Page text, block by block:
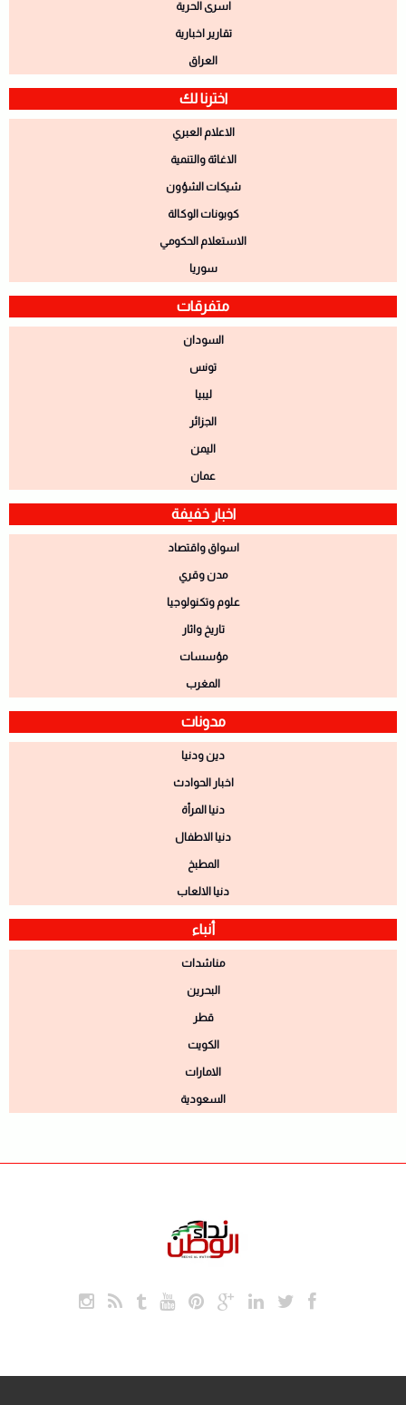
اسرى الحرية
تقارير اخبارية
العراق
اخترنا لك
الاعلام العبري
الاغاثة والتنمية
شيكات الشؤون
كوبونات الوكالة
الاستعلام الحكومي
سوريا
متفرقات
السودان
تونس
ليبيا
الجزائر
اليمن
عمان
اخبار خفيفة
اسواق واقتصاد
مدن وقري
علوم وتكنولوجيا
تاريخ واثار
مؤسسات
المغرب
مدونات
دين ودنيا
اخبار الحوادث
دنيا المرأة
دنيا الاطفال
المطبخ
دنيا الالعاب
أنباء
مناشدات
البحرين
قطر
الكويت
الامارات
السعودية